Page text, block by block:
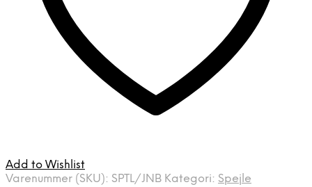
Add to Wishlist
Varenummer (SKU): SPTL/JNB Kategori: Spejle